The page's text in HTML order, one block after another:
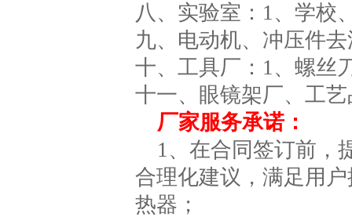
八、实验室：1、学校
九、电动机、冲压件去
十、工具厂：1、螺丝
十一、眼镜架厂、工
厂家服务承诺：
1、在合同签订前，
合理化建议，满足用
热器；